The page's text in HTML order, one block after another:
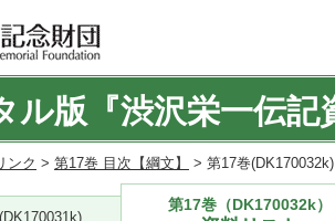
ル版『渋沢栄一伝記
ンク > 第17巻 目次【綱文】 > 第17巻
第17巻（DK170032k）